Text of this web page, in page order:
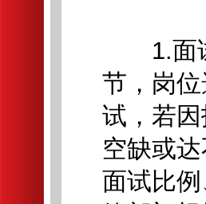
1.面试
节，岗
试，若
空缺或
面试比